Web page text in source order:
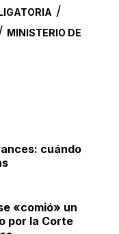
/
MINISTERIO DE
cuándo
«comió» un
por la Corte